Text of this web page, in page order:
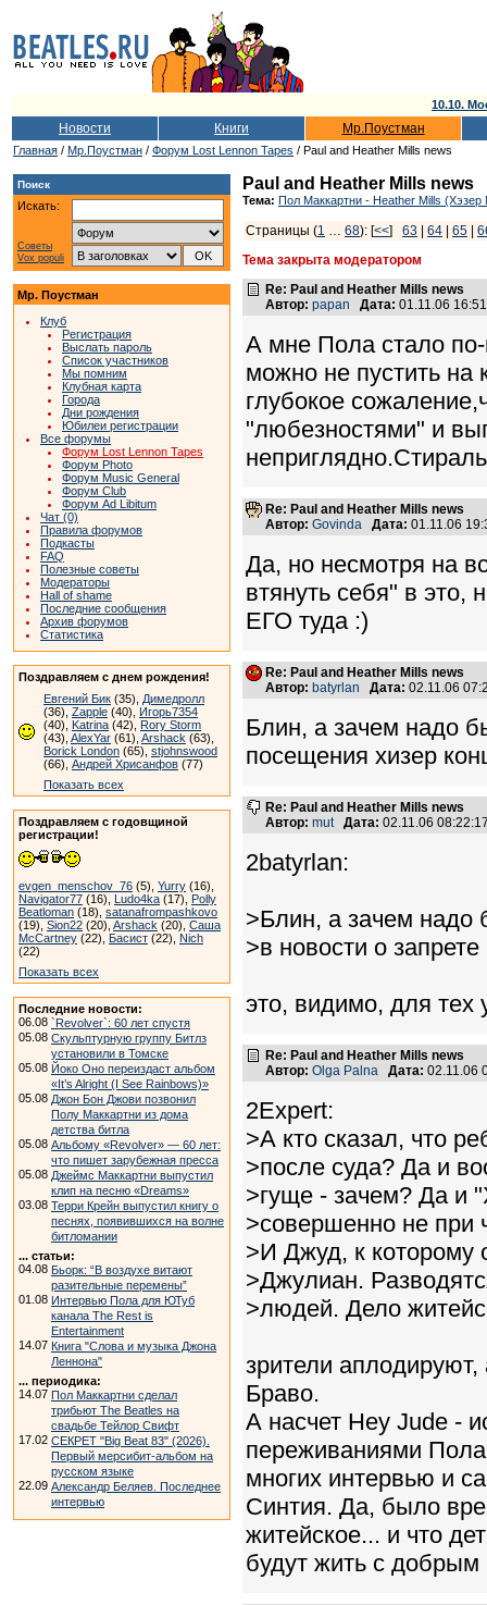
10.10.
Новости Книги Мр.Поустман
Главная / Мр.Поустман / Форум Lost Lennon Tapes / Paul and Heather Mills news
Поиск
Искать:
Советы
Vox populi
Мр. Поустман
Клуб
Регистрация
Выслать пароль
Список участников
Мы помним
Клубная карта
Города
Дни рождения
Юбилеи регистрации
Все форумы
Форум Lost Lennon Tapes
Форум Photo
Форум Music General
Форум Club
Форум Ad Libitum
Чат (0)
Правила форумов
Подкасты
FAQ
Полезные советы
Модераторы
Hall of shame
Последние сообщения
Архив форумов
Статистика
Поздравляем с днем рождения!
Евгений Бик (35), Димедролл
(36), Zapple (40), Игорь7354
(40), Katrina (42), Rory Storm
(43), AlexYar (61), Arshack (63),
Borick London (65), stjohnswood
(66), Андрей Хрисанфов (77)
Показать всех
Поздравляем с годовщиной
регистрации!
evgen_menschov_76 (5), Yurry (16),
Navigator77 (16), Ludo4ka (17), Polly
Beatloman (18), satanafrompashkovo
(19), Sion22 (20), Arshack (20), Саша
McCartney (22), Басист (22), Nich
(22)
Показать всех
Последние новости:
06.08 `Revolver`: 60 лет спустя
05.08 Скульптурную группу Битлз
установили в Томске
05.08 Йоко Оно переиздаст альбом
«It’s Alright (I See Rainbows)»
05.08 Джон Бон Джови позвонил
Полу Маккартни из дома
детства битла
05.08 Альбому «Revolver» — 60 лет:
что пишет зарубежная пресса
05.08 Джеймс Маккартни выпустил
клип на песню «Dreams»
03.08 Терри Крейн выпустил книгу о
песнях, появившихся на волне
битломании
... статьи:
04.08 Бьорк: “В воздухе витают
разительные перемены”
01.08 Интервью Пола для ЮТуб
канала The Rest is
Entertainment
14.07 Книга "Слова и музыка Джона
Леннона"
... периодика:
14.07 Пол Маккартни сделал
трибьют The Beatles на
свадьбе Тейлор Свифт
17.02 СЕКРЕТ "Big Beat 83" (2026).
Первый мерсибит-альбом на
русском языке
22.09 Александр Беляев. Последнее
интервью
Paul and Heather Mills news
Тема: Пол Маккартни - Heather Mills (Хэзер
Страницы (1 … 68): [<<] 63 64 65
Тема закрыта модератором
Re: Paul and Heather Mills news
Автор: papan Дата: 01.11.06
А мне Пола стало
можно не пустить на
глубокое
"любезностями" и
Re: Paul and Heather Mills news
Автор: Govinda Дата: 01.11.06
Да, но несмотря на
втянуть себя" в это,
ЕГО туда :)
Re: Paul and Heather Mills news
Автор: batyrlan Дата: 02.11.06
Блин, а зачем надо
посещения хизер
Re: Paul and Heather Mills news
Автор: mut Дата: 02.11.06
2batyrlan:
>Блин, а зачем
>в новости о
это, видимо, для тех
Re: Paul and Heather Mills news
Автор: Olga Palna Дата: 02.11.06
2Expert:
>А кто сказал, что
>после суда? Да и
>гуще - зачем? Да и
>совершенно не при
>И Джуд, к которому
>Джулиан.
>людей. Дело
зрители
Браво.
А насчет Hey Jude -
переживаниями
многих интервью и
Синтия. Да, было
житейское... и что
будут жить с